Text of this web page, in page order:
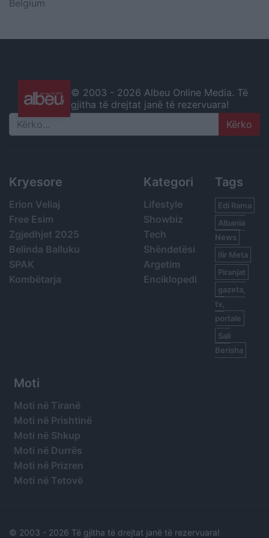
Belgium
© 2003 - 2026 Albeu Online Media. Të
gjitha të drejtat janë të rezervuara!
Search
Kryesore
Erion Veliaj
Free Esim
Zgjedhjet 2025
Belinda Balluku
SPAK
Kombëtarja
Kategori
Lifestyle
Showbiz
Tech
Shëndetësi
Argetim
Enciklopedi
Tags
Edi Rama
Albania
News
Ilir Meta
Piranjat
gazeta,
tv,
portale
Sali
Berisha
Moti
Moti në Tiranë
Moti në Prishtinë
Moti në Shkup
Moti në Durrës
Moti në Prizren
Moti në Tetovë
© 2003 - 2026 Të gjitha të drejtat janë të rezervuara!